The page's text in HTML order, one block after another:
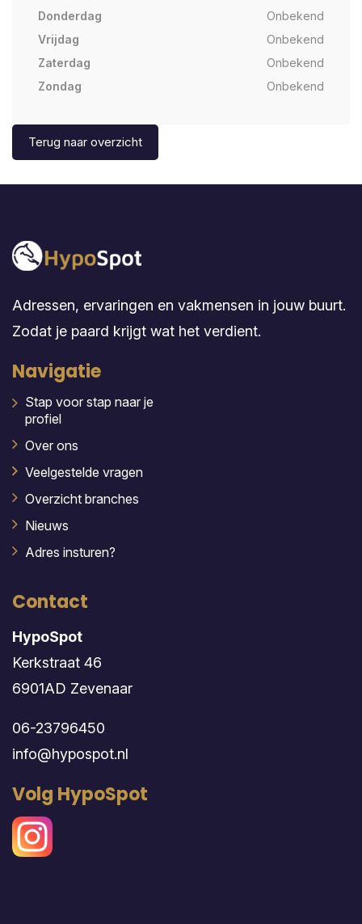
Donderdag
Onbekend
Vrijdag
Onbekend
Zaterdag
Onbekend
Zondag
Onbekend
Terug naar overzicht
Adressen, ervaringen en vakmensen in jouw buurt.
Zodat je paard krijgt wat het verdient.
Navigatie
Stap voor stap naar je
profiel
Over ons
Veelgestelde vragen
Overzicht branches
Nieuws
Adres insturen?
Contact
HypoSpot
Kerkstraat 46
6901AD Zevenaar
06-23796450
info@hypospot.nl
Volg HypoSpot